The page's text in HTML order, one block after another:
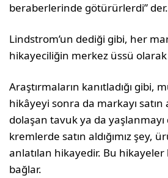
beraberlerinde götürür­lerdi” der.
Lindstrom’un dediği gibi, her
hikayeciliğin merkez üssü
Araştırmaların kanıtladığı gibi,
hikâyeyi sonra da markayı satın
dolaşan tavuk ya da
kremlerde satın aldığımız şey,
anlatılan hikayedir. Bu
bağlar.